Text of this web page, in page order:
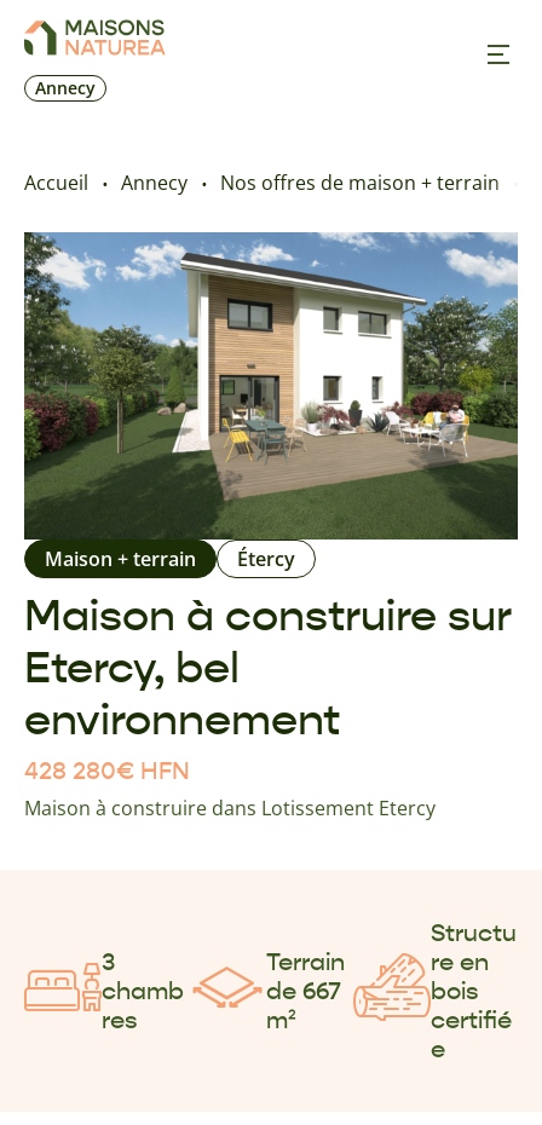
Annecy
Nos offres
Prendre RDV
+33 4 50 24 66 08
Accueil Annecy Nos offres de maison + terrain
Maison à construire sur
Etercy, bel
environnement
Maison + terrain Étercy
428 280€ HFN
Maison à construire dans Lotissement Etercy
3
chamb
res
Terrain
de 667
m²
Structu
re en
bois
certifié
e